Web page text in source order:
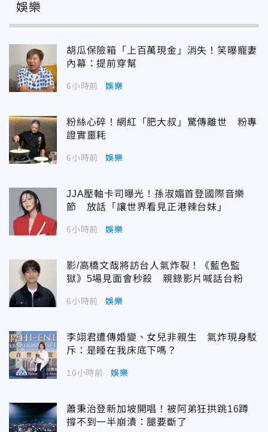
娛樂
胡瓜保險箱「上百萬現金」消失！笑曝寵妻
內幕：提前穿幫
6小時前 娛樂
粉絲心碎！網紅「肥大叔」驚傳離世 粉專
證實噩耗
6小時前 娛樂
JJA壓軸卡司曝光！孫淑媚首登國際音樂
節 放話「讓世界看見正港辣台妹」
6小時前 娛樂
影/高橋文哉將訪台人氣炸裂！《藍色監
獄》5場見面會秒殺 親錄影片喊話台粉
6小時前 娛樂
李翊君遭傳婚變、女兒非親生 氣炸現身駁
斥：是睡在我床底下嗎？
10小時前 娛樂
蕭秉治登新加坡開唱！被阿弟狂拱跳16蹲
撐不到一半崩潰：腿要斷了